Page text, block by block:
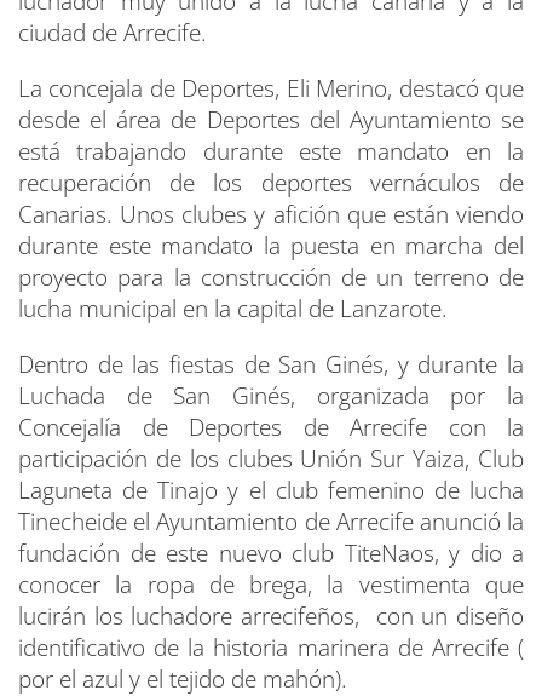
ciudad de Arrecife.
La concejala de Deportes, Eli Merino, destacó que
desde el área de Deportes del Ayuntamiento se
está trabajando durante este mandato en la
recuperación de los deportes vernáculos de
Canarias. Unos clubes y afición que están viendo
durante este mandato la puesta en marcha del
proyecto para la construcción de un terreno de
lucha municipal en la capital de Lanzarote.
Dentro de las fiestas de San Ginés, y durante la
Luchada de San Ginés, organizada por la
Concejalía de Deportes de Arrecife con la
participación de los clubes Unión Sur Yaiza, Club
Laguneta de Tinajo y el club femenino de lucha
Tinecheide el Ayuntamiento de Arrecife anunció la
fundación de este nuevo club TiteNaos, y dio a
conocer la ropa de brega, la vestimenta que
lucirán los luchadore arrecifeños, con un diseño
identificativo de la historia marinera de Arrecife (
por el azul y el tejido de mahón).